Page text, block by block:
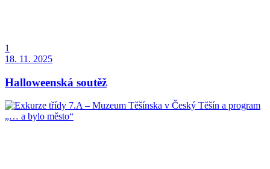
1
18. 11. 2025
Halloweenská soutěž